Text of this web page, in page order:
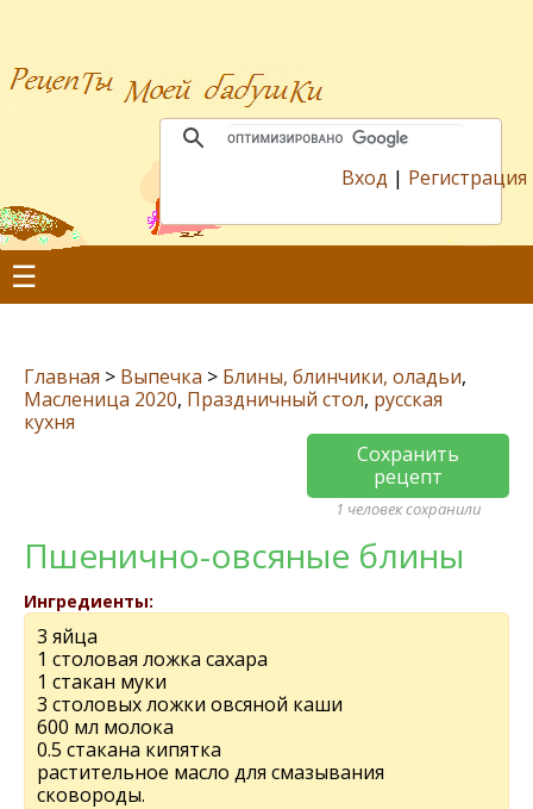
Вход | Регистрация
☰
Главная > Выпечка > Блины, блинчики, оладьи,
Масленица 2020, Праздничный стол, русская
кухня
Сохранить
рецепт
1 человек сохранили
Пшенично-овсяные блины
Ингредиенты:
3 яйца
1 столовая ложка сахара
1 стакан муки
3 столовых ложки овсяной каши
600 мл молока
0.5 стакана кипятка
растительное масло для смазывания
сковороды.